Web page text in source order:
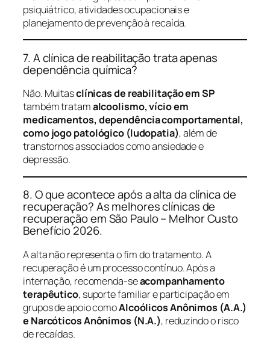
psiquiátrico, atividades ocupacionais e
planejamento de prevenção à recaída.
7. A clínica de reabilitação trata apenas
dependência química?
Não. Muitasclínicas de reabilitação em SP
também tratamalcoolismo, vício em
medicamentos, dependência comportamental,
como jogo patológico (ludopatia), além de
transtornos associados como ansiedade e
depressão.
8. O que acontece após a alta da clínica de
recuperação? As melhores clínicas de
recuperação em São Paulo – Melhor Custo
Benefício 2026.
A alta não representa o fim do tratamento. A
recuperação é um processo contínuo. Após a
internação, recomenda-seacompanhamento
terapêutico, suporte familiar e participação em
grupos de apoio comoAlcoólicos Anônimos (A.A.)
e Narcóticos Anônimos (N.A.), reduzindo o risco
de recaídas.